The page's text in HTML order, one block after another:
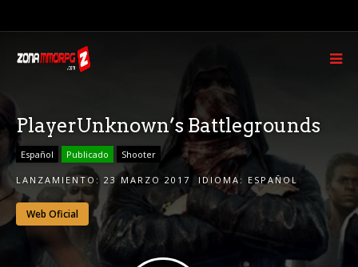
PlayerUnknown’s Battlegrounds
Español Publicado Shooter
LANZAMIENTO: 23 MARZO 2017 IDIOMA: ESPAÑOL
Web Oficial